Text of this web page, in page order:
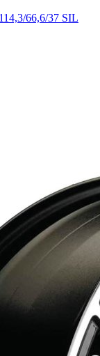
66,6/37 SIL